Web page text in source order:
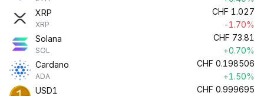
XRP
XRP
CHF 1.027
-1.70%
Solana
SOL
CHF 73.81
+0.70%
Cardano
ADA
CHF 0.198506
+1.50%
USD1
CHF 0.999695